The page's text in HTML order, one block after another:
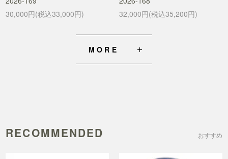
30,000円(税込33,000円)
32,000円(税込35,200円)
MORE
RECOMMENDED おすすめ